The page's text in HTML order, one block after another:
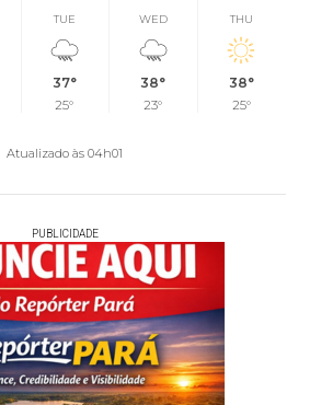
TUE
37°
25°
WED
38°
23°
THU
38°
25°
Atualizado às 04h01
PUBLICIDADE